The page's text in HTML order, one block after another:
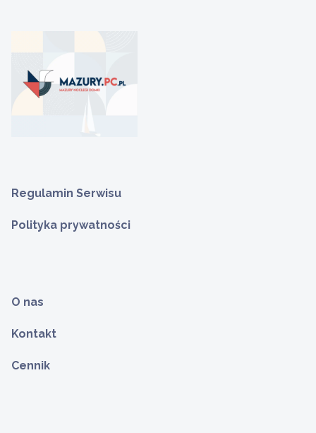
Regulamin Serwisu
Polityka prywatności
O nas
Kontakt
Cennik